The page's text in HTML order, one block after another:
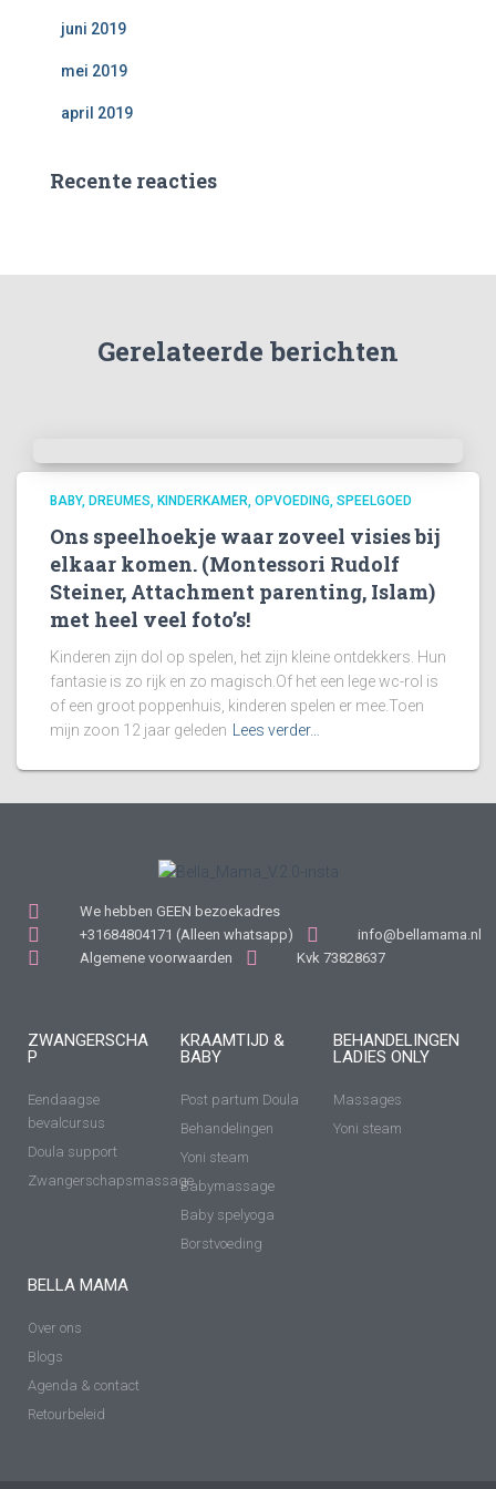
juni 2019
mei 2019
april 2019
Recente reacties
Gerelateerde berichten
BABY DREUMES KINDERKAMER OPVOEDING SPEELGOED
Ons speelhoekje waar zoveel visies bij
elkaar komen. (Montessori Rudolf
Steiner, Attachment parenting, Islam)
met heel veel foto’s!
Kinderen zijn dol op spelen, het zijn kleine ontdekkers. Hun
fantasie is zo rijk en zo magisch.Of het een lege wc-rol is
of een groot poppenhuis, kinderen spelen er mee.Toen
mijn zoon 12 jaar geleden
Lees verder…
We hebben GEEN bezoekadres
+31684804171 (Alleen whatsapp)
info@bellamama.nl
Algemene voorwaarden
Kvk 73828637
ZWANGERSCHA
P
Eendaagse
bevalcursus
Doula support
Zwangerschapsmassage
KRAAMTIJD &
BABY
Post partum Doula
Behandelingen
Yoni steam
Babymassage
Baby spelyoga
Borstvoeding
BEHANDELINGEN
LADIES ONLY
Massages
Yoni steam
BELLA MAMA
Over ons
Blogs
Agenda & contact
Retourbeleid